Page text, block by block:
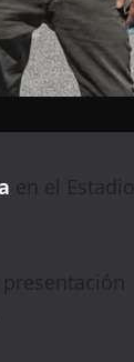
en el Estadio